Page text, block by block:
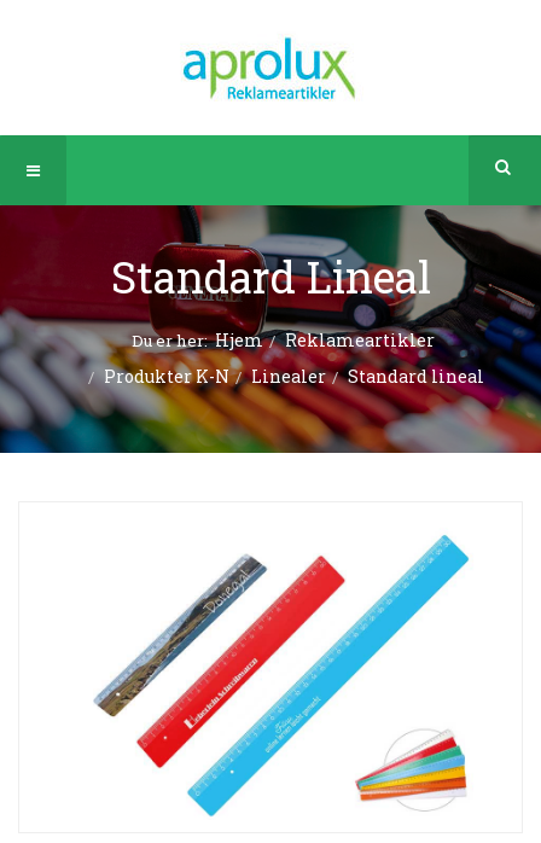
Standard Lineal
Du er her:Hjem
Reklameartikler
Produkter K-N
Linealer Standard lineal